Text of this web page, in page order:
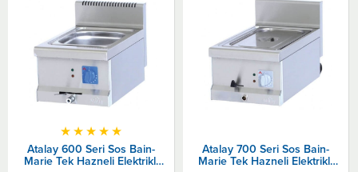
Atalay 600 Seri Sos Bain-
Marie Tek Hazneli Elektrikli
★★★★★
Atalay 700 Seri Sos Bain-
Marie Tek Hazneli Elektrikli